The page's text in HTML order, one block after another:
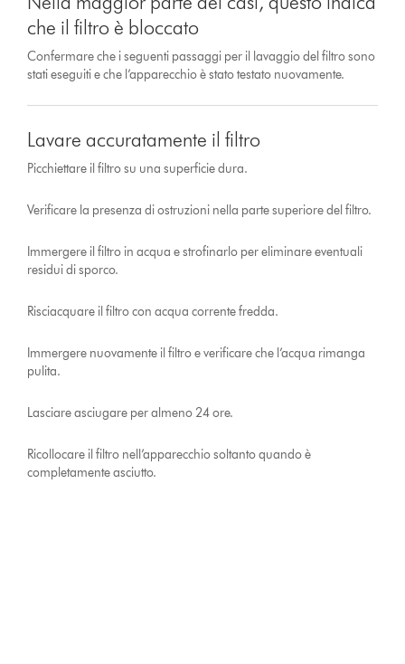
che il filtro è bloccato
Confermare che i seguenti passaggi per il lavaggio del filtro sono
stati eseguiti e che l’apparecchio è stato testato nuovamente.
Lavare accuratamente il filtro
Picchiettare il filtro su una superficie dura.
Verificare la presenza di ostruzioni nella parte superiore del filtro.
Immergere il filtro in acqua e strofinarlo per eliminare eventuali
residui di sporco.
Risciacquare il filtro con acqua corrente fredda.
Immergere nuovamente il filtro e verificare che l’acqua rimanga
pulita.
Lasciare asciugare per almeno 24 ore.
Ricollocare il filtro nell’apparecchio soltanto quando è
completamente asciutto.